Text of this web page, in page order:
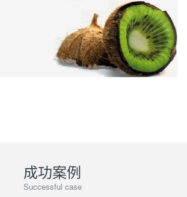
成功案例
Successful case